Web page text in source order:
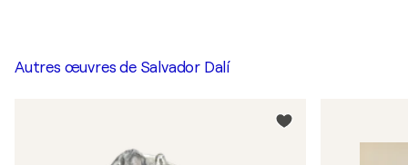
Autres œuvres de Salvador Dalí